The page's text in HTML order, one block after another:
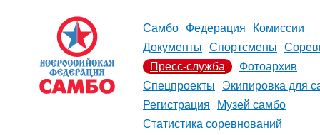
Самбо Федерация
Комиссии
Документы
Спортсмены
Пресс-служба
Фотоархив
Спецпроекты
Экипировка для
Регистрация
Музей самбо
Статистика соревнований